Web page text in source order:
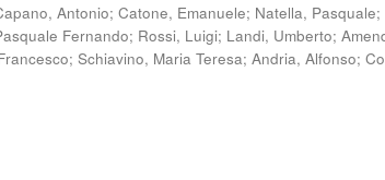
Antonio;Catone, Emanuele; Natella, Pasquale;
Fernando; Rossi, Luigi; Landi, Umberto;
;Schiavino, Maria Teresa;Andria, Alfonso;